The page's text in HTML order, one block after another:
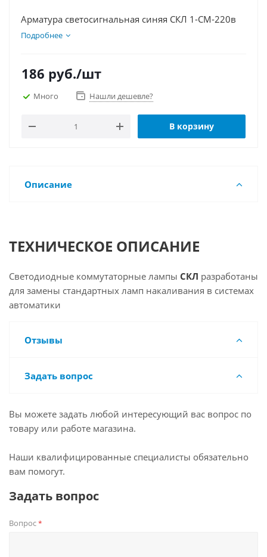
Арматура светосигнальная синяя СКЛ 1-СМ-220в
Подробнее
186 руб./шт
Много Нашли дешевле?
В корзину
Описание
ТЕХНИЧЕСКОЕ ОПИСАНИЕ
Светодиодные коммутаторные лампы СКЛ разработаны
для замены стандартных ламп накаливания в системах
автоматики
Отзывы
Задать вопрос
Вы можете задать любой интересующий вас вопрос по
товару или работе магазина.
Наши квалифицированные специалисты обязательно
вам помогут.
Задать вопрос
Вопрос*